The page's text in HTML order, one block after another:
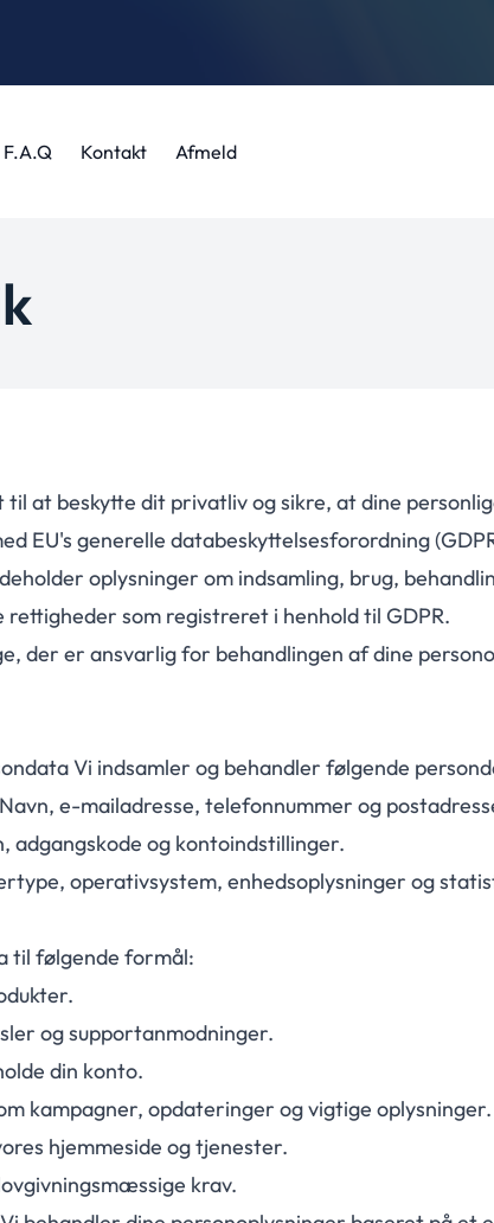
F.A.Q Kontakt Afmeld
at beskytte dit privatliv og sikre, at dine
EU's generelle databeskyttelsesforordning
oplysninger om indsamling, brug,
som registreret i henhold til GDPR.
der er ansvarlig for behandlingen af dine
Vi indsamler og behandler følgende
e-mailadresse, telefonnummer og
adgangskode og kontoindstillinger.
operativsystem, enhedsoplysninger og
til følgende formål:
og supportanmodninger.
din konto.
kampagner, opdateringer og vigtige oplysninger.
hjemmeside og tjenester.
krav.